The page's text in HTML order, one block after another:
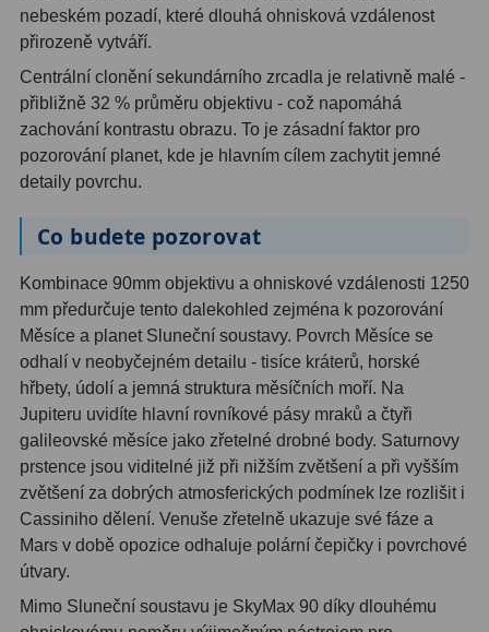
Motory a pohony13
Závaží 3
Ostatní22
Laserové kolimátory
Optické kolimátory
Umělé hvězdy5
Zrcátka a hranoly61
Diagonální zrcátka 36
Diagonální hranoly7
Amici hranoly 45°11
Amici hranoly 90°
nebeském pozadí, které dlouhá ohnisková vzdálenost
přirozeně vytváří.
Centrální clonění sekundárního zrcadla je relativně malé -
přibližně 32 % průměru objektivu - což napomáhá
zachování kontrastu obrazu. To je zásadní faktor pro
pozorování planet, kde je hlavním cílem zachytit jemné
detaily povrchu.
Co budete pozorovat
Kombinace 90mm objektivu a ohniskové vzdálenosti 1250
mm předurčuje tento dalekohled zejména k pozorování
Měsíce a planet Sluneční soustavy. Povrch Měsíce se
odhalí v neobyčejném detailu - tisíce kráterů, horské
hřbety, údolí a jemná struktura měsíčních moří. Na
Jupiteru uvidíte hlavní rovníkové pásy mraků a čtyři
galileovské měsíce jako zřetelné drobné body. Saturnovy
prstence jsou viditelné již při nižším zvětšení a při vyšším
zvětšení za dobrých atmosferických podmínek lze rozlišit i
Cassiniho dělení. Venuše zřetelně ukazuje své fáze a
Mars v době opozice odhaluje polární čepičky i povrchové
útvary.
Mimo Sluneční soustavu je SkyMax 90 díky dlouhému